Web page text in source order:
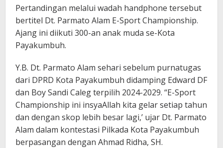
Pertandingan melalui wadah handphone tersebut
bertitel Dt. Parmato Alam E-Sport Championship.
Ajang ini diikuti 300-an anak muda se-Kota
Payakumbuh.
Y.B. Dt. Parmato Alam sehari sebelum purnatugas
dari DPRD Kota Payakumbuh didamping Edward DF
dan Boy Sandi Caleg terpilih 2024-2029. “E-Sport
Championship ini insyaAllah kita gelar setiap tahun
dan dengan skop lebih besar lagi,’ ujar Dt. Parmato
Alam dalam kontestasi Pilkada Kota Payakumbuh
berpasangan dengan Ahmad Ridha, SH.